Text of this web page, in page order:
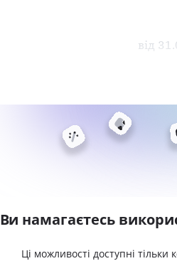
від
Ви намагаєтесь
Ці можливості доступні